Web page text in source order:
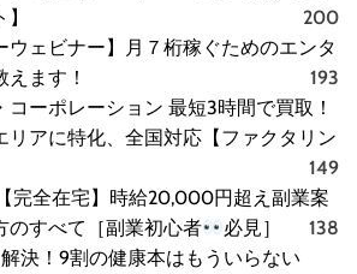
200
ウェビナー】月７桁稼ぐためのエンタ
ます！
193
ーポレーション 最短3時間で買取！
リアに特化、全国対応【ファクタリン
149
完全在宅】時給20,000円超え副業案
のすべて［副業初心者
必見］
138
決！9割の健康本はもういらない